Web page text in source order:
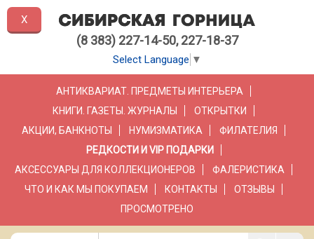
(8 383) 227-14-50, 227-18-37
Select Language ▼
АНТИКВАРИАТ. ПРЕДМЕТЫ ИНТЕРЬЕРА
КНИГИ. ГАЗЕТЫ. ЖУРНАЛЫ
ОТКРЫТКИ
АКЦИИ, БАНКНОТЫ
НУМИЗМАТИКА
ФИЛАТЕЛИЯ
РЕДКОСТИ И VIP ПОДАРКИ
АКСЕССУАРЫ ДЛЯ КОЛЛЕКЦИОНЕРОВ
ФАЛЕРИСТИКА
ЧТО И КАК МЫ ПОКУПАЕМ
КОНТАКТЫ
ОТЗЫВЫ
ПРОСМОТРЕНО
X